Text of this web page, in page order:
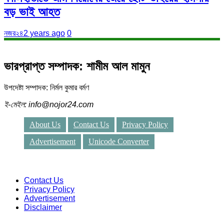
বড় ভাই আহত
নজর২৪2 years ago 0
ভারপ্রাপ্ত সম্পাদক: শামীম আল মামুন
উপদেষ্টা সম্পাদক: নির্মল কুমার বর্মণ
ই-মেইল: info@nojor24.com
About Us Contact Us
Privacy Policy
Advertisement
Unicode Converter
Contact Us
Privacy Policy
Advertisement
Disclaimer